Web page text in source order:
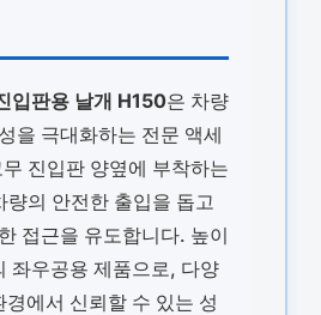
입판용 날개 H150은 차량
을 극대화하는 전문 액세
진입판 양옆에 부착하는
량의 안전한 출입을 돕고
접근을 유도합니다. 높이
좌우공용 제품으로, 다양
경에서 신뢰할 수 있는 성